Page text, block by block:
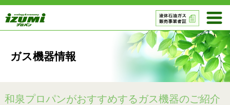
ガス機器情報
和泉プロパンがおすすめするガス機器のご紹介